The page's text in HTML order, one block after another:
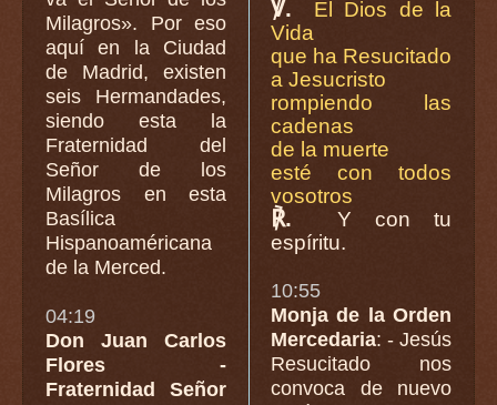
Milagros». Por eso
aquí en la Ciudad
de Madrid, existen
seis Hermandades,
siendo esta la
Fraternidad del
Señor de los
Milagros en esta
Basílica
Hispanoaméricana
de la Merced.
04:19
Don Juan Carlos
Flores -
Fraternidad Señor
℣.
El Dios de la
Vida
que ha Resucitado
a Jesucristo
rompiendo las
cadenas
de la muerte
esté con todos
vosotros
℟.
Y con tu
espíritu.
10:55
Monja de la Orden
Mercedaria: - Jesús
Resucitado nos
convoca de nuevo